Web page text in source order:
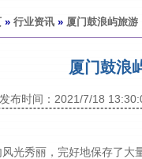
» 行业资讯 » 厦门鼓浪屿旅游
厦门鼓浪
发布时间：2021/7/18
秀丽，完好地保存了大量